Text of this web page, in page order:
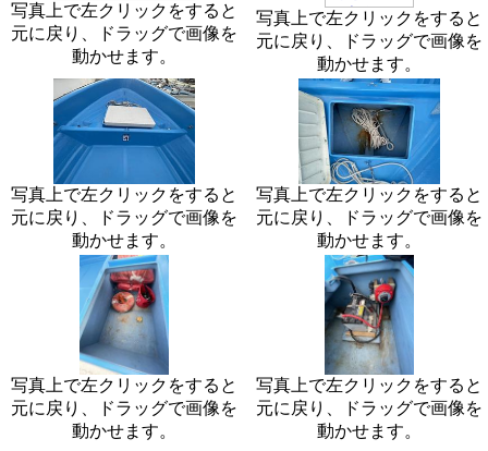
写真上で左クリックをすると
元に戻り、ドラッグで画像を
動かせます。
写真上で左クリックをすると
元に戻り、ドラッグで画像を
動かせます。
写真上で左クリックをすると
元に戻り、ドラッグで画像を
動かせます。
写真上で左クリックをすると
元に戻り、ドラッグで画像を
動かせます。
写真上で左クリックをすると
元に戻り、ドラッグで画像を
動かせます。
写真上で左クリックをすると
元に戻り、ドラッグで画像を
動かせます。